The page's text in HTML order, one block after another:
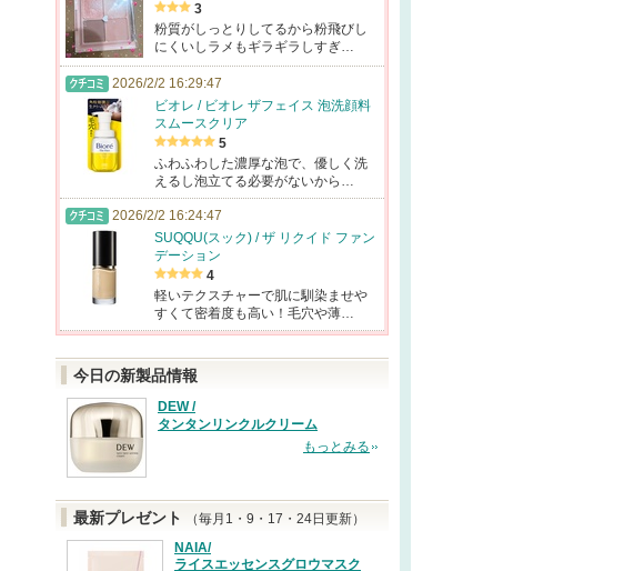
3
粉質がしっとりしてるから粉飛びし
にくいしラメもギラギラしすぎ…
2026/2/2 16:29:47
ビオレ / ビオレ ザフェイス 泡洗顔料
スムースクリア
5
ふわふわした濃厚な泡で、優しく洗
えるし泡立てる必要がないから…
2026/2/2 16:24:47
SUQQU(スック) / ザ リクイド ファン
デーション
4
軽いテクスチャーで肌に馴染ませや
すくて密着度も高い！毛穴や薄…
今日の新製品情報
DEW /
タンタンリンクルクリーム
もっとみる
最新プレゼント
（毎月1・9・17・24日更新）
NAIA/
ライスエッセンスグロウマスク